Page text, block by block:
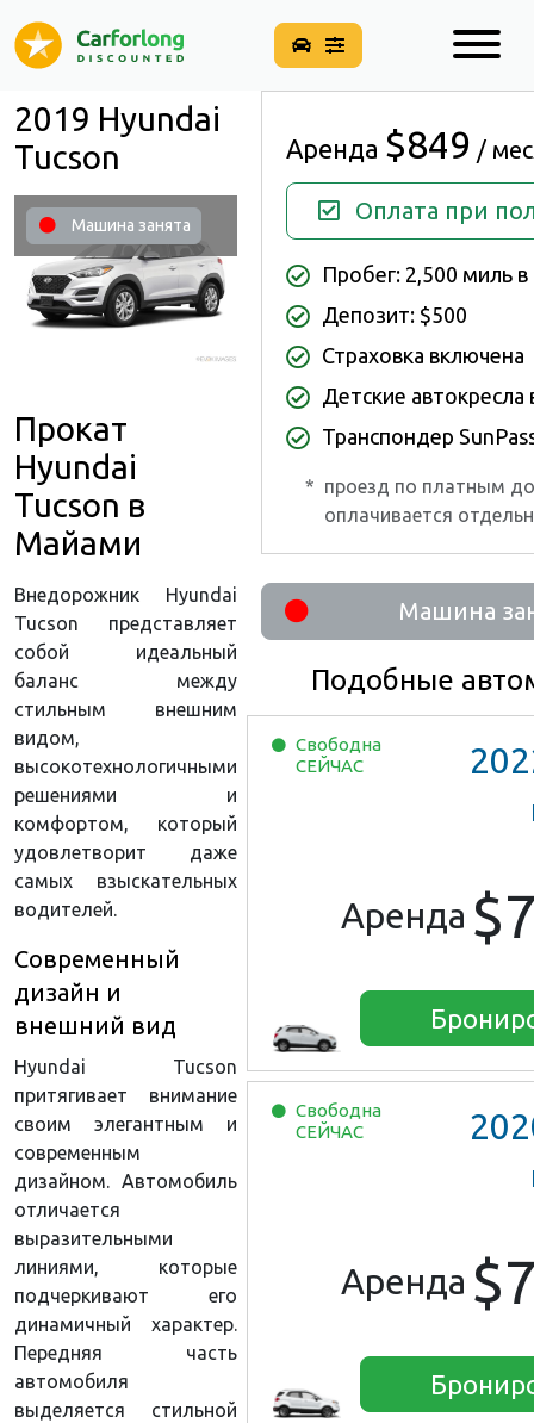
2019 Hyundai
Tucson
Машина занята
Аренда $849 /
Оплата при
Пробег: 2,500 миль в
Депозит: $500
Страховка включена
Детские
Транспондер
* проезд по платным
оплачивается
Машина
Подобные
Свободна
СЕЙЧАС
Аренда
Свободна
СЕЙЧАС
Аренда
Прокат
Hyundai
Tucson в
Майами
Внедорожник Hyundai
Tucson представляет
собой идеальный
баланс между
стильным внешним
видом,
высокотехнологичными
решениями и
комфортом, который
удовлетворит даже
самых взыскательных
водителей.
Современный
дизайн и
внешний вид
Hyundai Tucson
притягивает внимание
своим элегантным и
современным
дизайном. Автомобиль
отличается
выразительными
линиями, которые
подчеркивают его
динамичный характер.
Передняя часть
автомобиля
выделяется стильной